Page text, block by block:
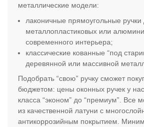
металлические модели:
лаконичные прямоугольные ручки
металлопластиковых или
современного интерьера;
классические кованные “под
деревянной или массивной
Подобрать “свою” ручку сможет
бюджетом: цены оконных ручек у
класса “эконом” до “премиум”. Все
из качественной латуни с
антикоррозийным покрытием.